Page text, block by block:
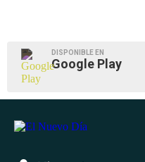
DISPONIBLE EN
Google Play